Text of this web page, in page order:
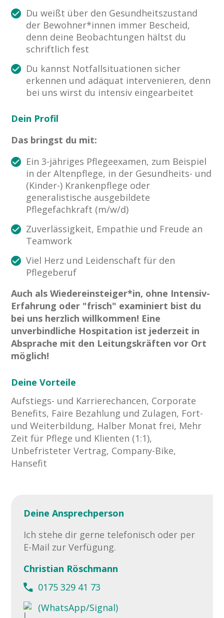
Du weißt über den Gesundheitszustand
der Bewohner*innen immer Bescheid,
denn deine Beobachtungen hältst du
schriftlich fest
Du kannst Notfallsituationen sicher
erkennen und adäquat intervenieren, denn
bei uns wirst du intensiv eingearbeitet
Dein Profil
Das bringst du mit:
Ein 3-jähriges Pflegeexamen, zum Beispiel
in der Altenpflege, in der Gesundheits- und
(Kinder-) Krankenpflege oder
generalistische ausgebildete
Pflegefachkraft (m/w/d)
Zuverlässigkeit, Empathie und Freude an
Teamwork
Viel Herz und Leidenschaft für den
Pflegeberuf
Auch als Wiedereinsteiger*in, ohne Intensiv-
Erfahrung oder "frisch" examiniert bist du
bei uns herzlich willkommen! Eine
unverbindliche Hospitation ist jederzeit in
Absprache mit den Leitungskräften vor Ort
möglich!
Deine Vorteile
Aufstiegs- und Karrierechancen, Corporate
Benefits, Faire Bezahlung und Zulagen, Fort-
und Weiterbildung, Halber Monat frei, Mehr
Zeit für Pflege und Klienten (1:1),
Unbefristeter Vertrag, Company-Bike,
Hansefit
Deine Ansprechperson
Ich stehe dir gerne telefonisch oder per
E-Mail zur Verfügung.
Christian Röschmann
0175 329 41 73
(WhatsApp/Signal)